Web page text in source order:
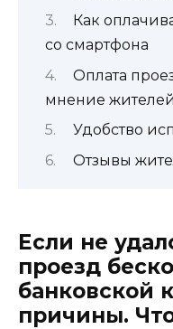
Как
со смартфона
Оплата
мнение
Удобство
Отзывы
Если не
проезд
банковской
причины.